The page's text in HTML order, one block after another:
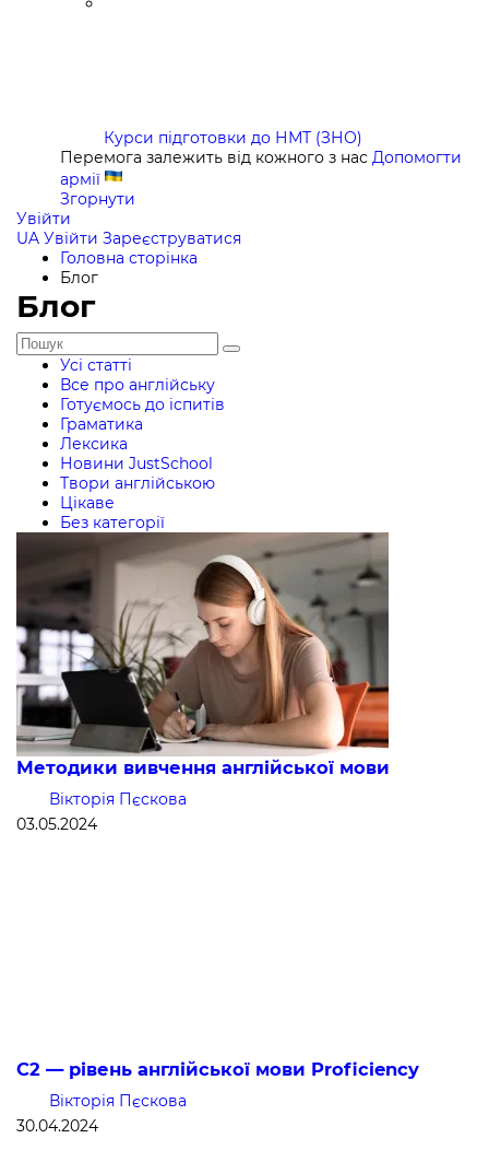
Курси підготовки до НМТ (ЗНО)
Перемога залежить від кожного з нас Допомогти
армії
Згорнути
Увійти
UA Увійти Зареєструватися
Головна сторінка
Блог
Блог
Усі статті
Все про англійську
Готуємось до іспитів
Граматика
Лексика
Новини JustSchool
Твори англійською
Цікаве
Без категорії
Методики вивчення англійської мови
Вікторія Пєскова
03.05.2024
С2 — рівень англійської мови Proficiency
Вікторія Пєскова
30.04.2024